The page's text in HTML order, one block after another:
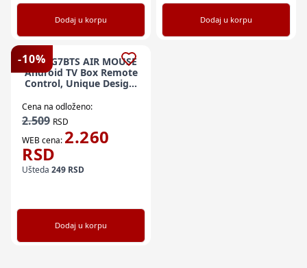
Dodaj u korpu Dodaj u korpu
-10%
GMB-G7BTS AIR MOUSE
Android TV Box Remote
Control, Unique Design,
Cena na odloženo:
2.509 RSD
WEB cena: 2.260
RSD
Ušteda 249 RSD
Dodaj u korpu